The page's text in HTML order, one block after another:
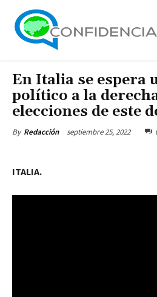
En Italia se espera
político a la
elecciones de este
By Redacción septiembre 25, 2022
ITALIA.